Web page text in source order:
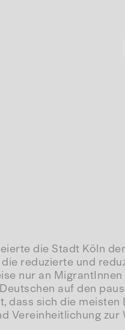
die Stadt Köln
reduzierte und
nur an
auf den
dass sich die
Vereinheitlichung zur